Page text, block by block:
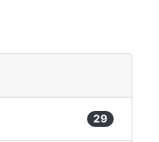
29